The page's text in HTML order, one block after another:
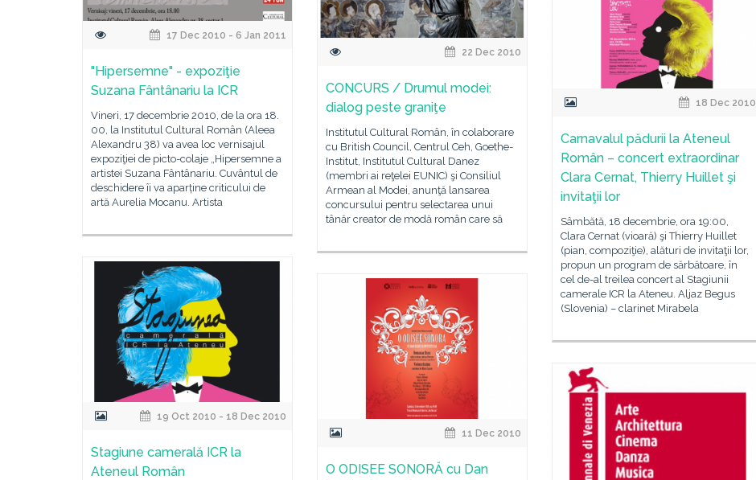
17 Dec 2010 - 6 Jan 2011
"Hipersemne" - expoziţie
Suzana Fântânariu la ICR
Vineri, 17 decembrie 2010, de la ora 18.
00, la Institutul Cultural Român (Aleea
Alexandru 38) va avea loc vernisajul
expoziţiei de picto-colaje „Hipersemne a
artistei Suzana Fântânariu. Cuvântul de
deschidere îi va aparține criticului de
artă Aurelia Mocanu. Artista
22 Dec 2010
CONCURS / Drumul modei:
dialog peste graniţe
Institutul Cultural Român, în colaborare
cu British Council, Centrul Ceh, Goethe-
Institut, Institutul Cultural Danez
(membri ai reţelei EUNIC) şi Consiliul
Armean al Modei, anunţă lansarea
concursului pentru selectarea unui
tânăr creator de modă român care să
18 Dec 2010
Carnavalul pădurii la Ateneul
Român – concert extraordinar
Clara Cernat, Thierry Huillet şi
invitaţii lor
Sâmbătă, 18 decembrie, ora 19:00,
Clara Cernat (vioară) şi Thierry Huillet
(pian, compoziţie), alături de invitaţii lor,
propun un program de sărbătoare, în
cel de-al treilea concert al Stagiunii
camerale ICR la Ateneu. Aljaz Begus
(Slovenia) – clarinet Mirabela
19 Oct 2010 - 18 Dec 2010
Stagiune camerală ICR la
Ateneul Român
11 Dec 2010
O ODISEE SONORĂ cu Dan